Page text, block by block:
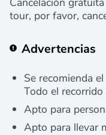
tour, por favor,
Advertencias
Se recomienda
Todo el recorrido
Apto para
Apto para llevar